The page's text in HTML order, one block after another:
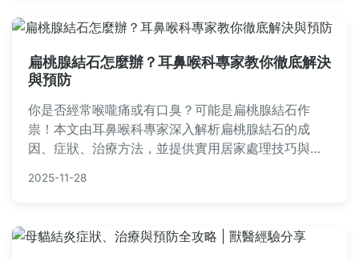
扁桃腺結石怎麼辦？耳鼻喉科專家教你徹底解決
與預防
你是否經常喉嚨痛或有口臭？可能是扁桃腺結石作
祟！本文由耳鼻喉科專家深入解析扁桃腺結石的成
因、症狀、治療方法，並提供實用居家處理技巧與預
2025-11-28